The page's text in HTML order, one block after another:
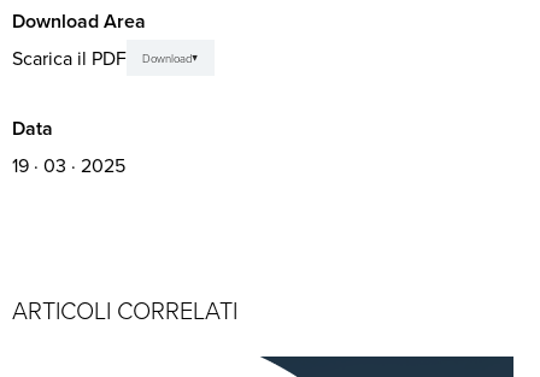
Download Area
Scarica il PDF Download
Data
19 · 03 · 2025
ARTICOLI CORRELATI